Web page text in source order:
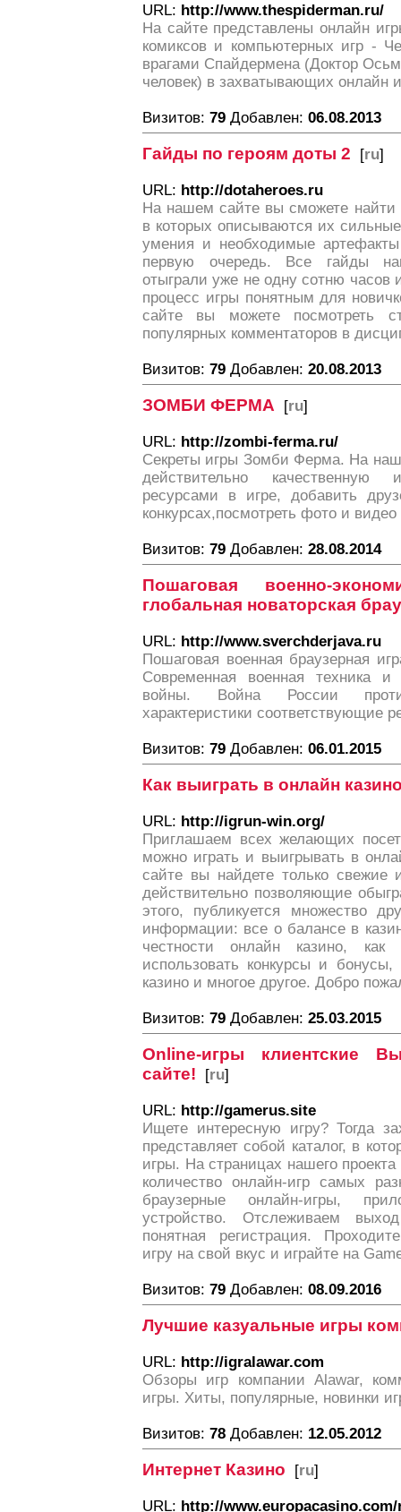
URL: http://www.thespiderman.ru/
На сайте представлены онлайн
комиксов и компьютерных игр -
врагами Спайдермена (Доктор
человек) в захватывающих онлайн
Визитов: 79 Добавлен: 06.08.2013
Гайды по героям доты 2 [ru]
URL: http://dotaheroes.ru
На нашем сайте вы сможете найти
в которых описываются их
умения и необходимые
первую очередь. Все гайды
отыграли уже не одну сотню часов
процесс игры понятным для
сайте вы можете посмотреть
популярных комментаторов в
Визитов: 79 Добавлен: 20.08.2013
ЗОМБИ ФЕРМА [ru]
URL: http://zombi-ferma.ru/
Секреты игры Зомби Ферма. На
действительно качественную
ресурсами в игре, добавить
конкурсах,посмотреть фото и
Визитов: 79 Добавлен: 28.08.2014
Пошаговая военно-
глобальная новаторская
URL: http://www.sverchderjava.ru
Пошаговая военная браузерная
Современная военная техника
войны. Война России
характеристики соответствующие
Визитов: 79 Добавлен: 06.01.2015
Как выиграть в онлайн
URL: http://igrun-win.org/
Приглашаем всех желающих
можно играть и выигрывать в
сайте вы найдете только свежие
действительно позволяющие
этого, публикуется множество
информации: все о балансе в
честности онлайн казино, как
использовать конкурсы и бонусы,
казино и многое другое. Добро
Визитов: 79 Добавлен: 25.03.2015
Online-игры клиентские
сайте! [ru]
URL: http://gamerus.site
Ищете интересную игру? Тогда
представляет собой каталог, в
игры. На страницах нашего
количество онлайн-игр самых
браузерные онлайн-игры,
устройство. Отслеживаем
понятная регистрация.
игру на свой вкус и играйте на
Визитов: 79 Добавлен: 08.09.2016
Лучшие казуальные игры
URL: http://igralawar.com
Обзоры игр компании Alawar,
игры. Хиты, популярные, новинки
Визитов: 78 Добавлен: 12.05.2012
Интернет Казино [ru]
URL: http://